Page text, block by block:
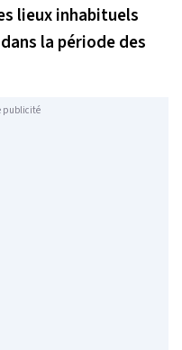
lieux inhabituels
la période des
publicité